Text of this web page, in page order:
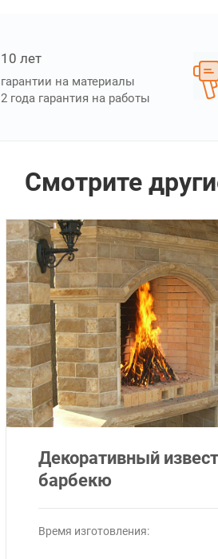
10 лет
гарантии на материалы
2 года гарантия на работы
Смотрите
Декоративный
барбекю
Время изготовления: